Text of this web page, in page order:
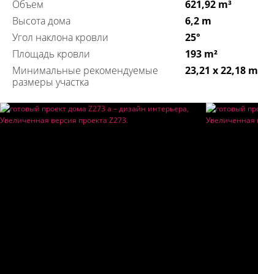
Объем
621,92 m³
Высота дома
6,2 m
Угол наклона кровли
25°
Площадь кровли
193 m²
Минимальные рекомендуемые
размеры участка
23,21 x 22,18 m